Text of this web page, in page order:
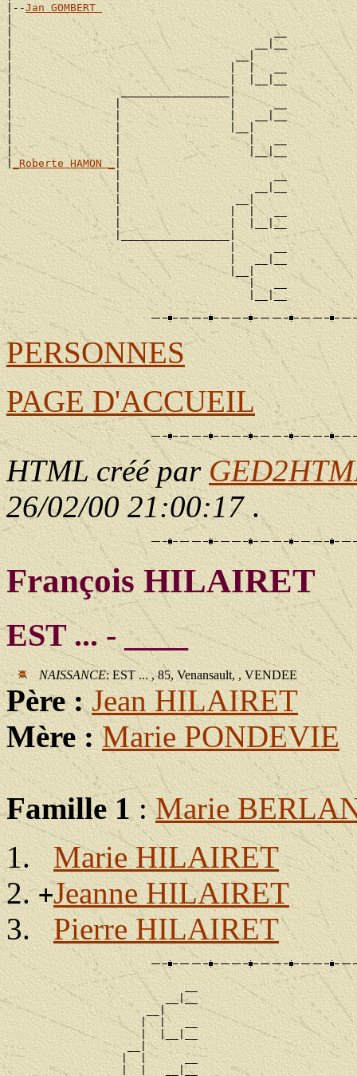
|--Jan GOMBERT
|
|                                         __
|                                      __|__
|                                   __|
|                                  |  |   __
|                                  |  |__|__
|                 _________________|
|                |                 |      __
|                |                 |   __|__
|                |                 |__|
|                |                    |   __
|                |                    |__|__
| _Roberte HAMON _|
                 |                        __
                 |                     __|__
                 |                  __|
                 |                 |  |   __
                 |                 |  |__|__
                 |_________________|
                                   |      __
                                   |   __|__
                                   |__|
                                      |   __
PERSONNES
PAGE D'ACCUEIL
HTML créé par
26/02/00 21:00:17.
François HILAIRET
EST ... - ____
NAISSANCE: EST ... , 85, Venansault, , VENDEE
Père :Jean HILAIRET
Mère :Marie PONDEVIE
Famille 1:Marie
Marie HILAIRET
+Jeanne HILAIRET
Pierre HILAIRET
                            __
                         __|__
                      __|
                     |  |   __
                     |  |__|__
                   __|
                  |  |      __
                  |  |   __|__